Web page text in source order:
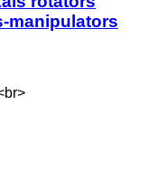
manipulators